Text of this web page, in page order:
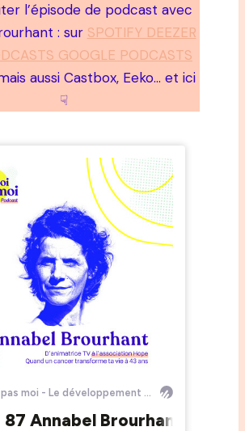
l’épisode de podcast avec
: sur SPOTIFY DEEZER
GOOGLE PODCASTS
aussi Castbox, Eeko… et ici
☟